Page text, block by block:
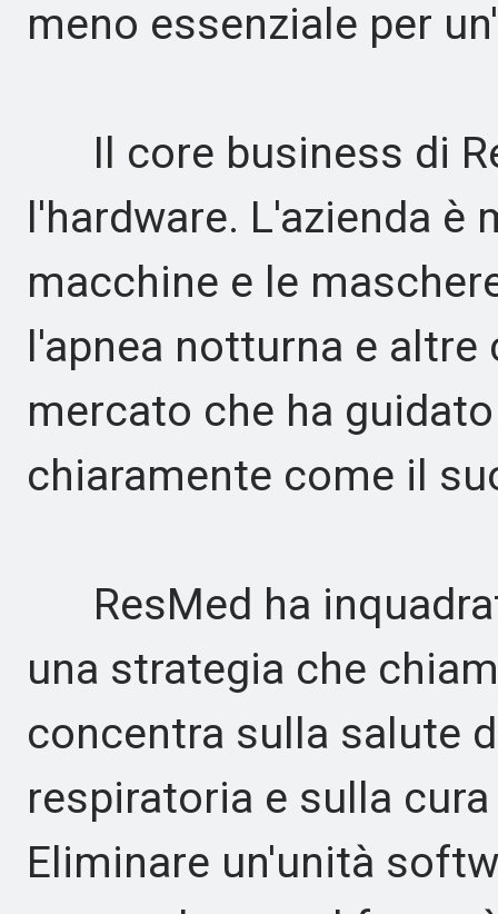
meno essenziale per
Il core business di
l'hardware. L'azienda
macchine e le
l'apnea notturna e
mercato che ha
chiaramente come il
ResMed ha
una strategia che
concentra sulla salute
respiratoria e sulla
Eliminare un'unità